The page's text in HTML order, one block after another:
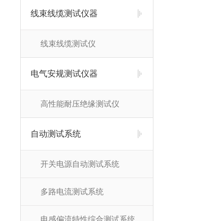
线束线缆测试仪器
线束线缆测试仪
电气安规测试仪器
高性能耐压绝缘测试仪
自动测试系统
开关电源自动测试系统
多路电流测试系统
电感偏流特性综合测试系统